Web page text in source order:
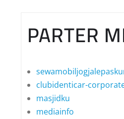
PARTER
clubidenticar-
masjidku
mediainfo